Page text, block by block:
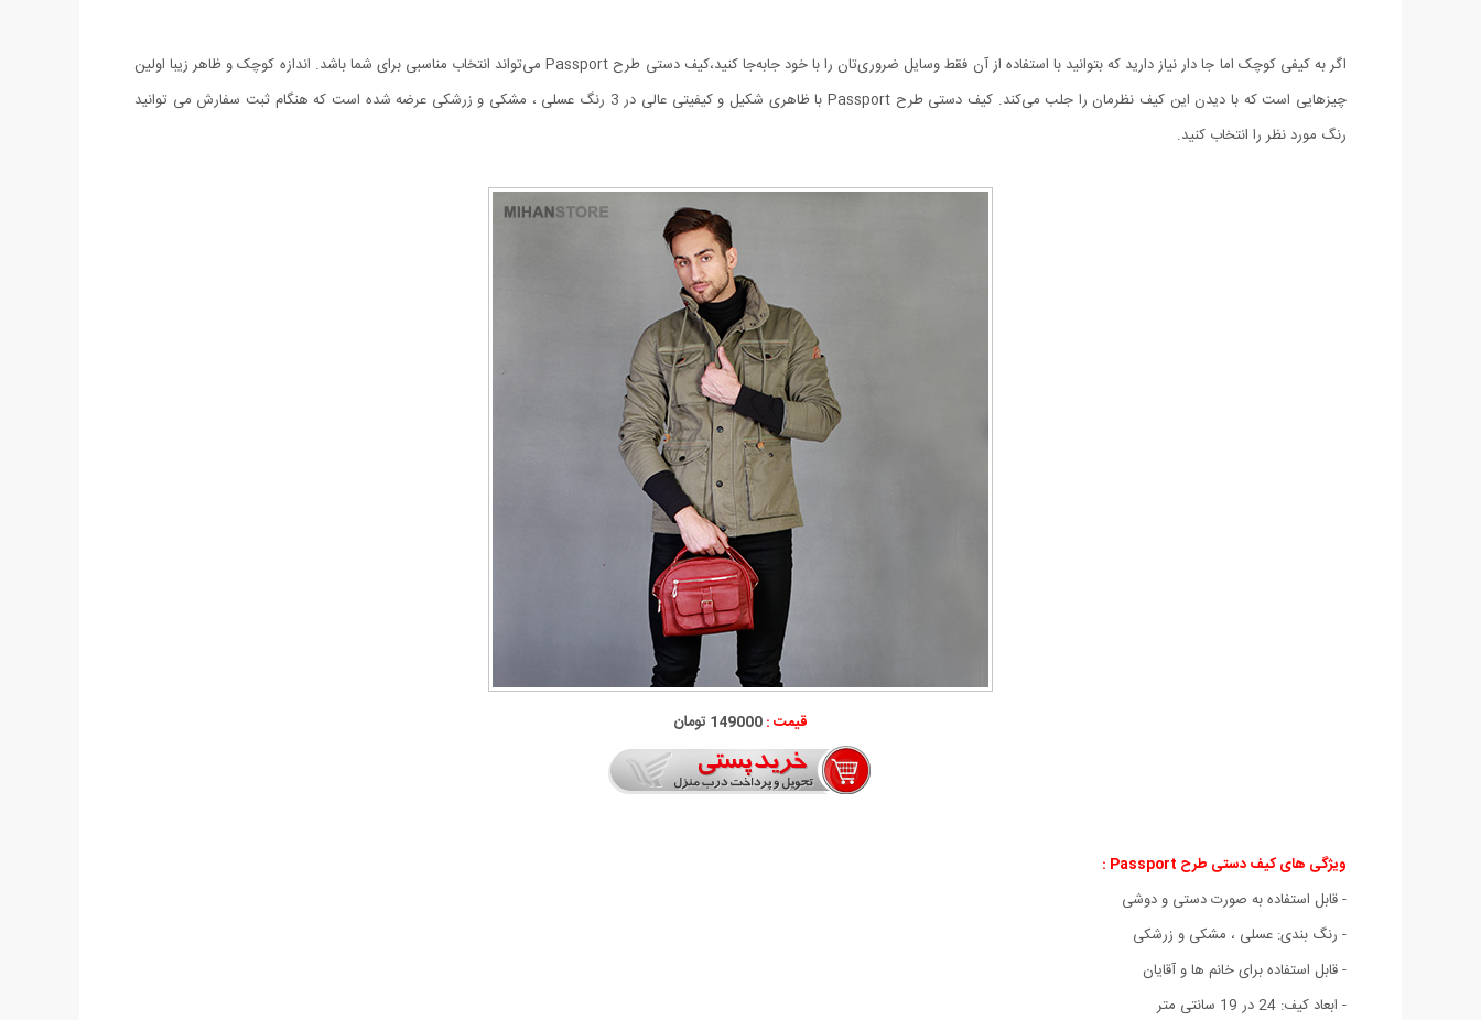
اگر به کیفی کوچک اما جا دار نیاز دارید که بتوانید با استفاده از آن فقط وسایل ضروری‌تان را با خود جابه‌جا کنید،کیف دستی طرح Passport می‌تواند انتخاب مناسبی برای شما باشد. اندازه کوچک و ظاهر زیبا اولین
چیزهایی است که با دیدن این کیف نظرمان را جلب می‌کند. کیف دستی طرح Passport با ظاهری شکیل و کیفیتی عالی در 3 رنگ عسلی ، مشکی و زرشکی عرضه شده است که هنگام ثبت سفارش می توانید
رنگ مورد نظر را انتخاب کنید.
قیمت :149000 تومان
ویژگی هایکیف دستی طرح Passport :
- قابل استفاده به صورت دستی و دوشی
- رنگ بندی: عسلی ، مشکی و زرشکی
- قابل استفاده برای خانم ها و آقایان
- ابعاد کیف: 24 در 19 سانتی متر